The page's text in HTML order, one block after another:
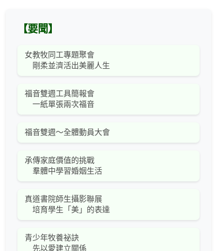
【要聞】
女教牧同工專題聚會
剛柔並濟活出美麗人生
福音雙週工具簡報會
一紙單張兩次福音
福音雙週～全體動員大會
承傳家庭價值的挑戰
羣體中學習婚姻生活
真道書院師生攝影聯展
培育學生「美」的表達
青少年牧養祕訣
先以愛建立關係